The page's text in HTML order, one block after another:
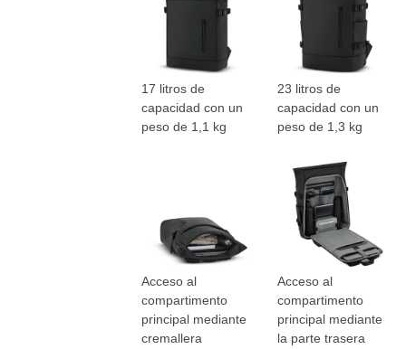
17 litros de
capacidad con un
peso de 1,1 kg
23 litros de
capacidad con un
peso de 1,3 kg
Acceso al
compartimento
principal mediante
cremallera
Acceso al
compartimento
principal mediante
la parte trasera